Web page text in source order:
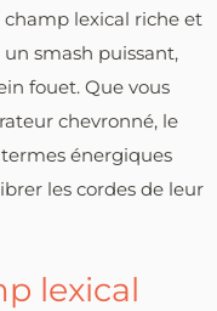
champ lexical riche et
smash puissant,
fouet. Que vous
chevronné, le
énergiques
les cordes de leur
lexical